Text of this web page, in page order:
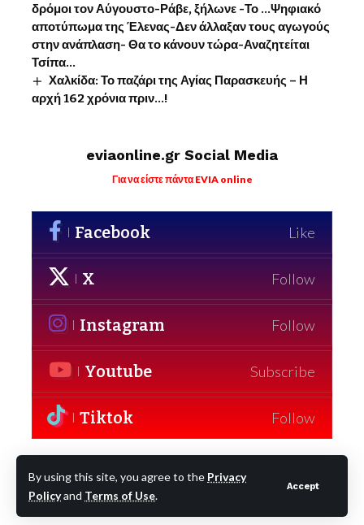
By using this site, you agree to the Privacy
Policyand Terms of Use.
Accept
δρόμοι τον Αύγουστο-Ράβε, ξήλωνε -Το …Ψηφιακό
αποτύπωμα της Έλενας-Δεν άλλαξαν τους αγωγούς
στην ανάπλαση- Θα το κάνουν τώρα-Αναζητείται
Τσίπα…
Χαλκίδα: Το παζάρι της Αγίας Παρασκευής – Η
αρχή 162 χρόνια πριν…!
eviaonline.gr Social Media
Για να είστε πάντα EVIA online
Facebook Like
X Follow
Instagram Follow
Youtube Subscribe
Tiktok Follow